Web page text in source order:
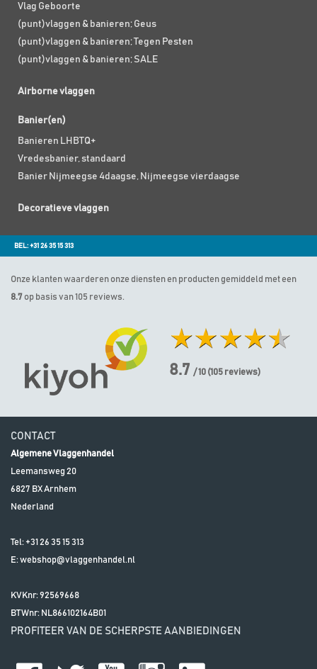
Vlag Geboorte
(punt)vlaggen & banieren; Geus
(punt)vlaggen & banieren; Tegen Pesten
(punt)vlaggen & banieren; SALE
Airborne vlaggen
Banier(en)
Banieren LHBTQ+
Vredesbanier, standaard
Banier Nijmeegse 4daagse, Nijmeegse vierdaagse
Decoratieve vlaggen
BEL: +31 26 35 15 313
Onze klanten waarderen onze diensten en producten gemiddeld met een
8.7 op basis van 105 reviews.
8.7 / 10 (105 reviews)
CONTACT
Algemene Vlaggenhandel
Leemansweg 20
6827 BXArnhem
Nederland
Tel: +31 26 35 15 313
E:webshop@vlaggenhandel.nl
KVKnr: 92569668
BTWnr: NL866102164B01
PROFITEER VAN DE SCHERPSTE AANBIEDINGEN